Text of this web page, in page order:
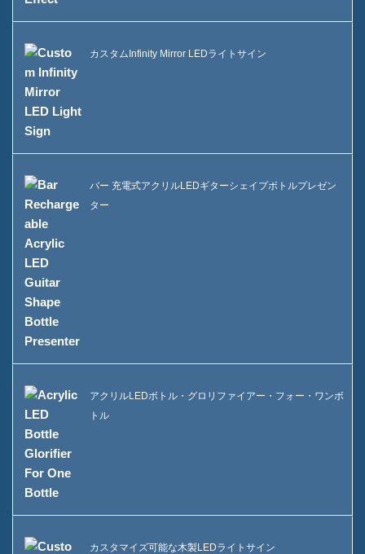
カスタムInfinity Mirror LEDライトサイン
バー 充電式アクリルLEDギターシェイプボトルプレゼン
ター
アクリルLEDボトル・グロリファイアー・フォー・ワンボ
トル
カスタマイズ可能な木製LEDライトサイン